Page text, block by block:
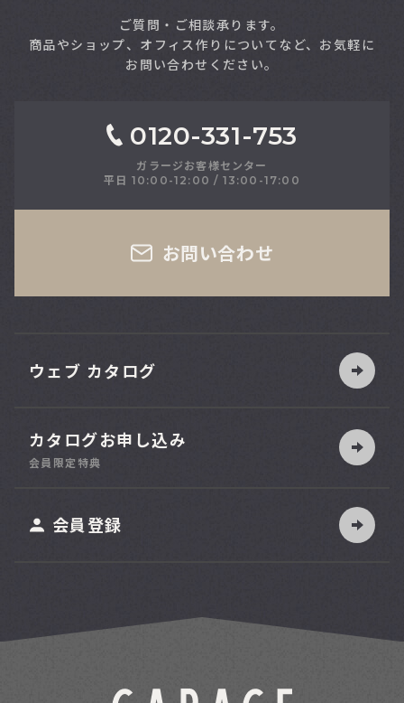
ご質問・ご相談承ります。
商品やショップ、オフィス作りについてなど、お気軽に
お問い合わせください。
0120-331-753
ガラージお客様センター
平日 10:00-12:00 / 13:00-17:00
お問い合わせ
ウェブ カタログ
カタログお申し込み
会員限定特典
会員登録